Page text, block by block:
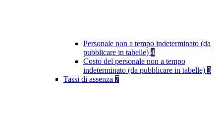
Personale non a tempo indeterminato (da
pubblicare in tabelle) 4
Costo del personale non a tempo
indeterminato (da pubblicare in tabelle) 3
Tassi di assenza 7